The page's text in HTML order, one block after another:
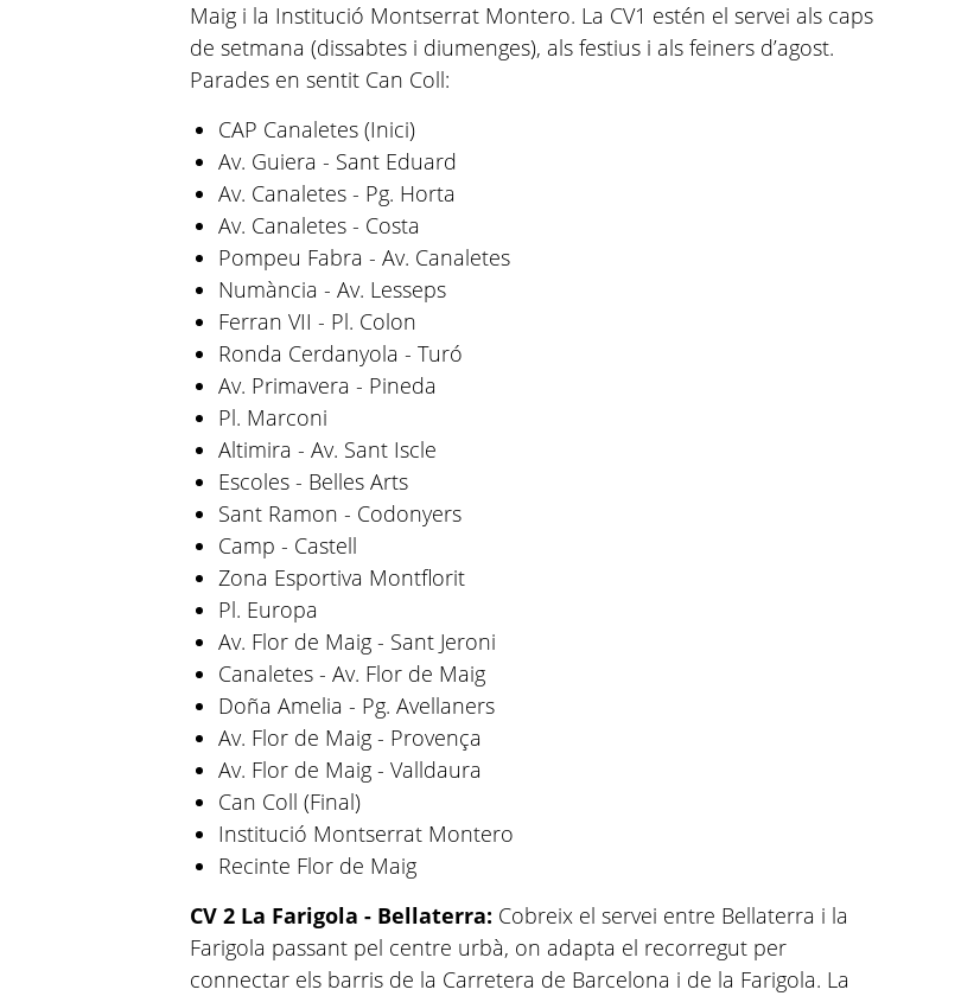
Maig i la Institució Montserrat Montero. La CV1 estén el servei als caps
de setmana (dissabtes i diumenges), als festius i als feiners d’agost.
Parades en sentit Can Coll:
CAP Canaletes (Inici)
Av. Guiera - Sant Eduard
Av. Canaletes - Pg. Horta
Av. Canaletes - Costa
Pompeu Fabra - Av. Canaletes
Numància - Av. Lesseps
Ferran VII - Pl. Colon
Ronda Cerdanyola - Turó
Av. Primavera - Pineda
Pl. Marconi
Altimira - Av. Sant Iscle
Escoles - Belles Arts
Sant Ramon - Codonyers
Camp - Castell
Zona Esportiva Montflorit
Pl. Europa
Av. Flor de Maig - Sant Jeroni
Canaletes - Av. Flor de Maig
Doña Amelia - Pg. Avellaners
Av. Flor de Maig - Provença
Av. Flor de Maig - Valldaura
Can Coll (Final)
Institució Montserrat Montero
Recinte Flor de Maig
CV 2 La Farigola - Bellaterra: Cobreix el servei entre Bellaterra i la
Farigola passant pel centre urbà, on adapta el recorregut per
connectar els barris de la Carretera de Barcelona i de la Farigola. La